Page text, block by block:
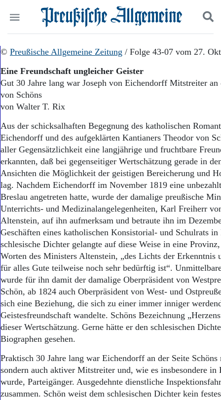
Start
Wer wir sind
Aktuelle Ausgabe
Abonnenten-Login
Abonnent werden
Abo Prämien
Archiv
Mediadaten
Politik
Wirtschaft
Panorama
Ostpreußen
Pommern
Berlin-Brandenburg
Schlesien
Danzig und Westpreußen
Bücher
Kontakt
Impressum
Datenschutz
Suchen und finden
© Preußische Allgemeine Zeitung / Folge 43-07 vom 27.
Eine Freundschaft ungleicher Geister
Gut 30 Jahre lang war Joseph von Eichendorff Mitstreiter an
von Schöns
von Walter T. Rix
Aus der schicksalhaften Begegnung des katholischen
Eichendorff und des aufgeklärten Kantianers Theodor von
aller Gegensätzlichkeit eine langjährige und fruchtbare
erkannten, daß bei gegenseitiger Wertschätzung gerade in
Ansichten die Möglichkeit der geistigen Bereicherung und
lag. Nachdem Eichendorff im November 1819 eine
Breslau angetreten hatte, wurde der damalige preußische
Unterrichts- und Medizinalangelegenheiten, Karl Freiherr
Altenstein, auf ihn aufmerksam und betraute ihn im
Geschäften eines katholischen Konsistorial- und Schulrats
schlesische Dichter gelangte auf diese Weise in eine
Worten des Ministers Altenstein, „des Lichts der Erkenntnis
für alles Gute teilweise noch sehr bedürftig ist“.
wurde für ihn damit der damalige Oberpräsident von
Schön, ab 1824 auch Oberpräsident von West- und
sich eine Beziehung, die sich zu einer immer inniger
Geistesfreundschaft wandelte. Schöns Bezeichnung
dieser Wertschätzung. Gerne hätte er den schlesischen
Biographen gesehen.
Praktisch 30 Jahre lang war Eichendorff an der Seite
sondern auch aktiver Mitstreiter und, wie es insbesondere in
wurde, Parteigänger. Ausgedehnte dienstliche
zusammen. Schön weist dem schlesischen Dichter kein